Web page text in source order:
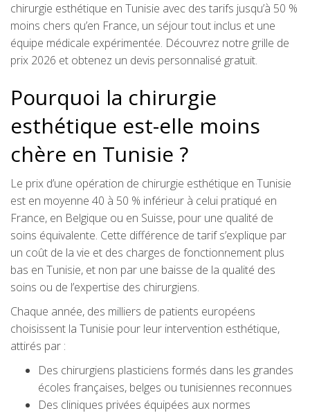
chirurgie esthétique en Tunisie avec des tarifs jusqu’à 50 %
moins chers qu’en France, un séjour tout inclus et une
équipe médicale expérimentée. Découvrez notre grille de
prix 2026 et obtenez un devis personnalisé gratuit.
Pourquoi la chirurgie
esthétique est-elle moins
chère en Tunisie ?
Le prix d’une opération de chirurgie esthétique en Tunisie
est en moyenne 40 à 50 % inférieur à celui pratiqué en
France, en Belgique ou en Suisse, pour une qualité de
soins équivalente. Cette différence de tarif s’explique par
un coût de la vie et des charges de fonctionnement plus
bas en Tunisie, et non par une baisse de la qualité des
soins ou de l’expertise des chirurgiens.
Chaque année, des milliers de patients européens
choisissent la Tunisie pour leur intervention esthétique,
attirés par :
Des chirurgiens plasticiens formés dans les grandes
écoles françaises, belges ou tunisiennes reconnues
Des cliniques privées équipées aux normes